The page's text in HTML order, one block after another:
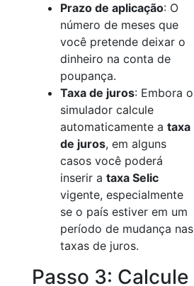
Prazo de aplicação: O
número de meses que
você pretende deixar o
dinheiro na conta de
poupança.
Taxa de juros: Embora o
simulador calcule
automaticamente a taxa
de juros, em alguns
casos você poderá
inserir a taxa Selic
vigente, especialmente
se o país estiver em um
período de mudança nas
taxas de juros.
Passo 3: Calcule